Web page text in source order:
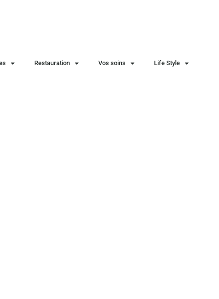
Restauration Vos soins Life Style